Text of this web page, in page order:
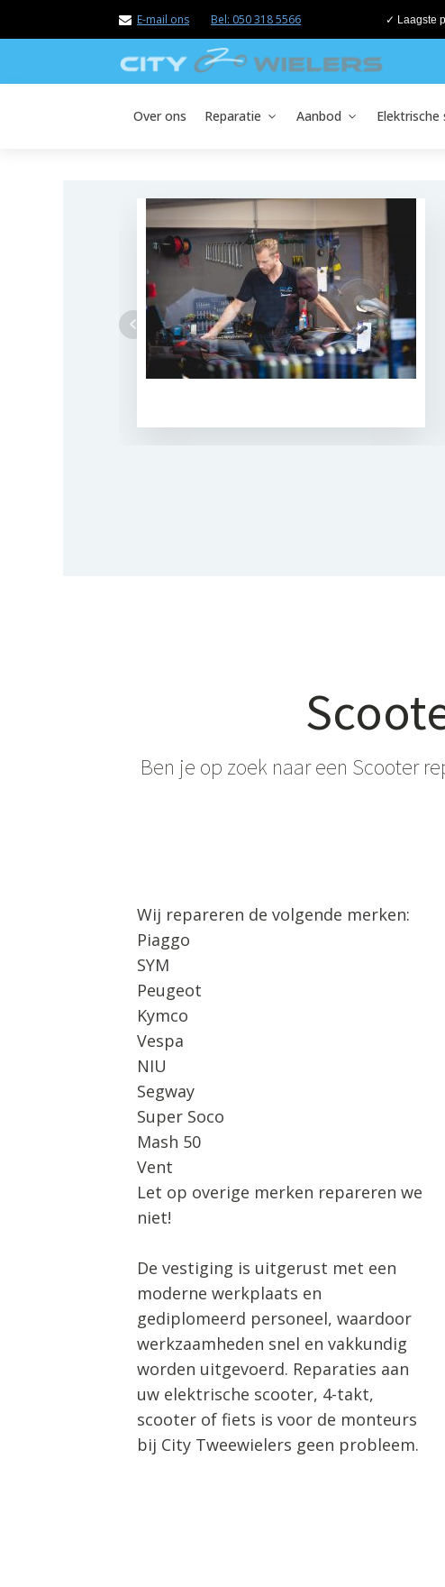
E-mail ons Bel: 050 318 5566 ✓ Laagste
Over ons Reparatie Aanbod
Ben je op zoek naar een Scooter
Wij repareren de volgende merken:
Piaggo
SYM
Peugeot
Kymco
Vespa
NIU
Segway
Super Soco
Mash 50
Vent
Let op overige merken repareren we
niet!
De vestiging is uitgerust met een
moderne werkplaats en
gediplomeerd personeel, waardoor
werkzaamheden snel en vakkundig
worden uitgevoerd. Reparaties aan
uw elektrische scooter, 4-takt,
scooter of fiets is voor de monteurs
bij City Tweewielers geen probleem.